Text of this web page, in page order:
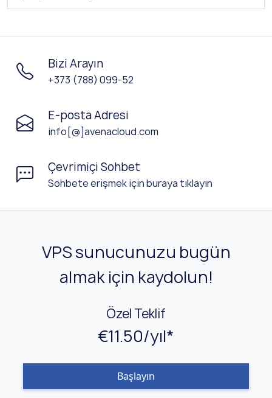
Bizi Arayın
+373 (788) 099-52
E-posta Adresi
info[@]avenacloud.com
Çevrimiçi Sohbet
Sohbete erişmek için buraya tıklayın
VPS sunucunuzu bugün
almak için kaydolun!
Özel Teklif
€11.50/yıl*
Başlayın